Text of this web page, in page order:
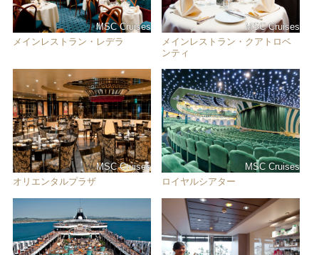
MSC Cruises
メインレストラン・レデラ
MSC Cruises
メインレストラン・クアトロベ
ンティ
MSC Cruises
オリエンタルプラザ
MSC Cruises
ロイヤルシアター